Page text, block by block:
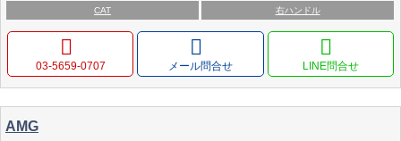
CAT 右ハンドル
03-5659-0707 メール問合せ
AMG